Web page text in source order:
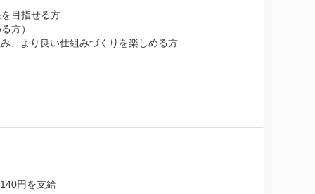
目指せる方
方）
、より良い仕組みづくりを楽しめる方
円を支給